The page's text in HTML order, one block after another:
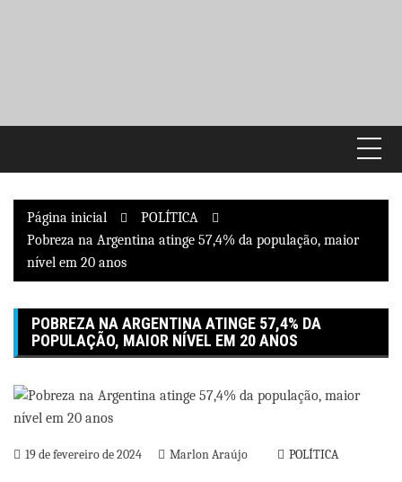
Página inicial
POLÍTICA
Pobreza na Argentina atinge 57,4% da população, maior
nível em 20 anos
POBREZA NA ARGENTINA ATINGE 57,4% DA
POPULAÇÃO, MAIOR NÍVEL EM 20 ANOS
19 de fevereiro de 2024 Marlon Araújo POLÍTICA